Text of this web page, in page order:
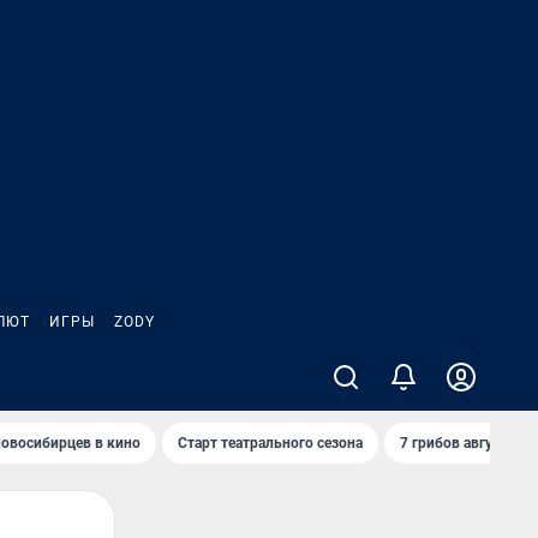
ИГРЫ ZODY
в кино Старт театрального сезона 7 грибов августа